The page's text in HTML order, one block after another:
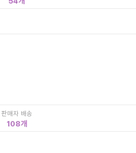
판매자 배송
108